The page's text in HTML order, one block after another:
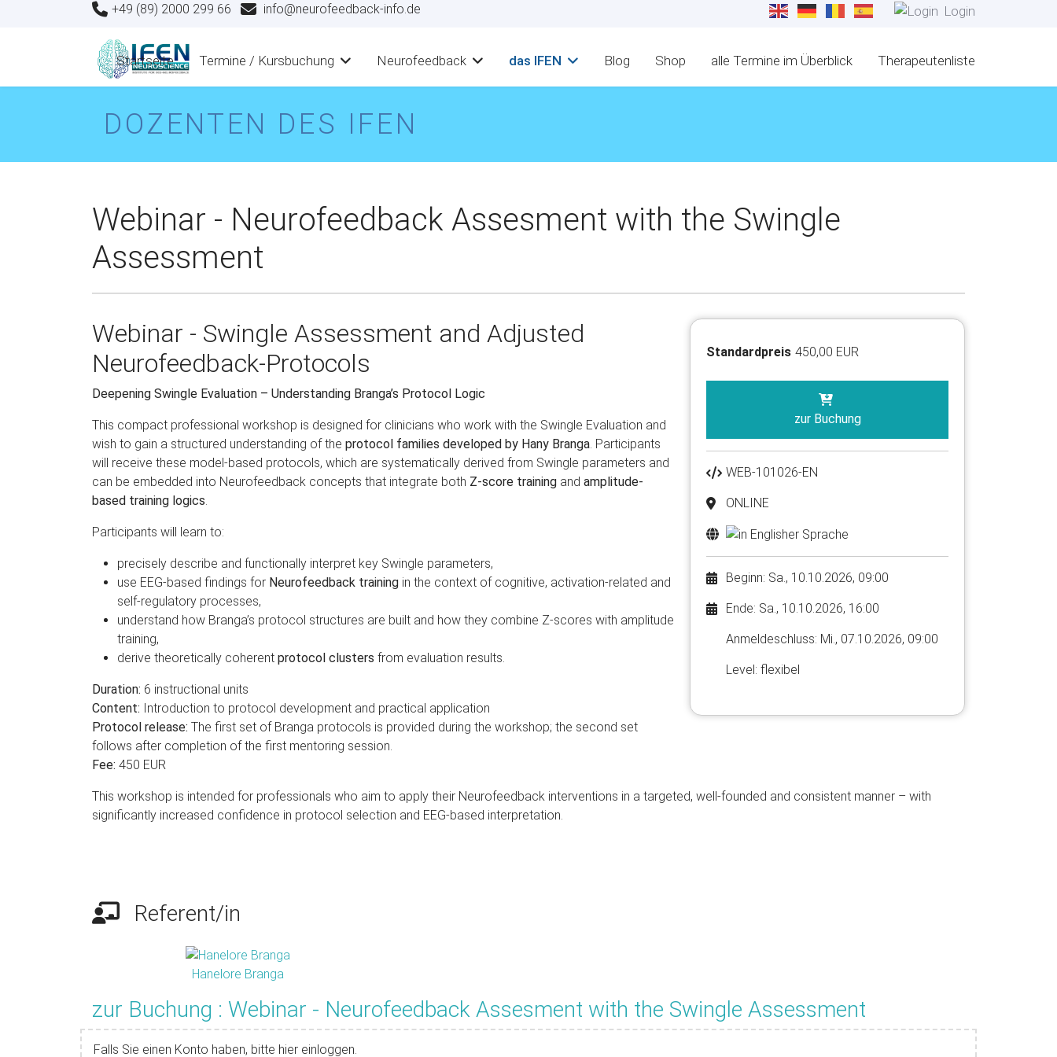
+49 (89) 2000 299 66 info@neurofeedback-info.de Login
Startseite Termine / Kursbuchung Neurofeedback das IFEN Blog Shop alle Termine im Überblick Therapeutenliste
DOZENTEN DES IFEN
Webinar - Neurofeedback Assesment with the Swingle
Assessment
Standardpreis 450,00 EUR
zur Buchung
WEB-101026-EN
ONLINE
Beginn: Sa., 10.10.2026, 09:00
Ende: Sa., 10.10.2026, 16:00
Anmelde​schluss: Mi., 07.10.2026, 09:00
Level: flexibel
Webinar - Swingle Assessment and Adjusted
Neurofeedback-Protocols
Deepening Swingle Evaluation – Understanding Branga’s Protocol Logic
This compact professional workshop is designed for clinicians who work with the Swingle Evaluation and
wish to gain a structured understanding of the protocol families developed by Hany Branga. Participants
will receive these model-based protocols, which are systematically derived from Swingle parameters and
can be embedded into Neurofeedback concepts that integrate both Z-score training and amplitude-
based training logics.
Participants will learn to:
precisely describe and functionally interpret key Swingle parameters,
use EEG-based findings for Neurofeedback training in the context of cognitive, activation-related and
self-regulatory processes,
understand how Branga’s protocol structures are built and how they combine Z-scores with amplitude
training,
derive theoretically coherent protocol clusters from evaluation results.
Duration: 6 instructional units
Content: Introduction to protocol development and practical application
Protocol release: The first set of Branga protocols is provided during the workshop; the second set
follows after completion of the first mentoring session.
Fee: 450 EUR
This workshop is intended for professionals who aim to apply their Neurofeedback interventions in a targeted, well-founded and consistent manner – with
significantly increased confidence in protocol selection and EEG-based interpretation.
Referent/in
Hanelore Branga
zur Buchung : Webinar - Neurofeedback Assesment with the Swingle Assessment
Falls Sie einen Konto haben, bitte hier einloggen.